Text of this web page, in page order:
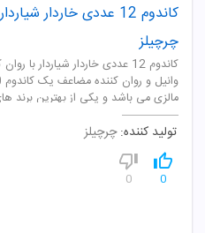
کاندوم 12 عددی خاردار
چرچیلز
کاندوم 12 عددی خاردار شیاردار
مالزی می باشد و یکی از بهترین برند
تولید کننده: چرچیلز
0
0